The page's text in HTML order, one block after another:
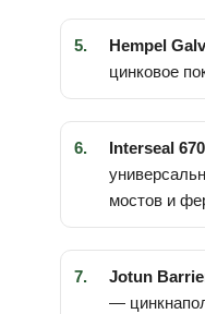
Hempel
цинковое
Interseal
мостов и
Jotun
—